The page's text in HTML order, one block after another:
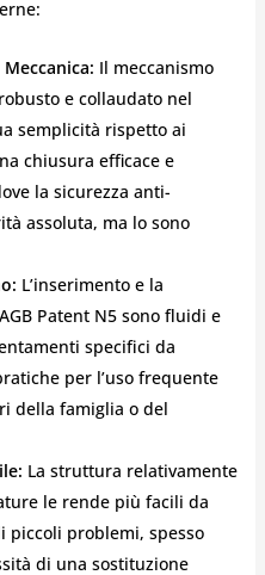
Il meccanismo
e collaudato nel
semplicità rispetto ai
chiusura efficace e
la sicurezza anti-
assoluta, ma lo sono
L’inserimento e la
Patent N5 sono fluidi e
specifici da
per l’uso frequente
della famiglia o del
La struttura relativamente
le rende più facili da
piccoli problemi, spesso
di una sostituzione